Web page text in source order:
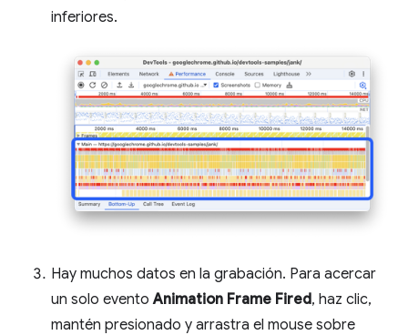
inferiores.
Hay muchos datos en la grabación. Para acercar
un solo eventoAnimation Frame Fired, haz clic,
mantén presionado y arrastra el mouse sobre